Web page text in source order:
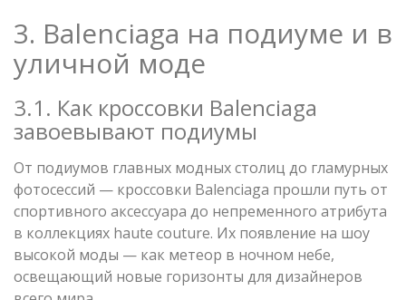
3. Balenciaga на подиуме и в
уличной моде
3.1. Как кроссовки Balenciaga
завоевывают подиумы
От подиумов главных модных столиц до гламурных
фотосессий — кроссовки Balenciaga прошли путь от
спортивного аксессуара до непременного атрибута
в коллекциях haute couture. Их появление на шоу
высокой моды — как метеор в ночном небе,
освещающий новые горизонты для дизайнеров